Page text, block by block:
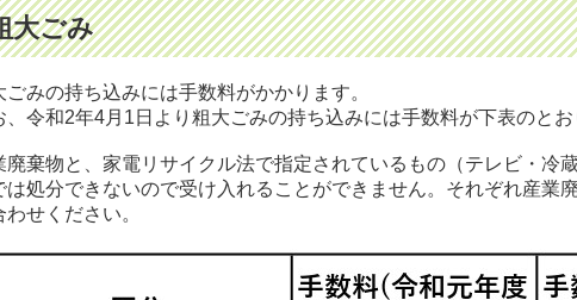
大ごみ
ごみの持ち込みには手数料がかかります。
、令和2年4月1日より粗大ごみの持ち込みには手数料が下表のとお
廃棄物と、家電リサイクル法で指定されているもの（テレビ・冷
は処分できないので受け入れることができません。それぞれ産業
わせください。